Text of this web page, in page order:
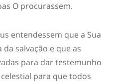
O procurassem.
entendessem que a Sua
salvação e que as
para dar testemunho
para que todos